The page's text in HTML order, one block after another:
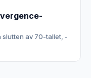
slutten av 70-tallet, -